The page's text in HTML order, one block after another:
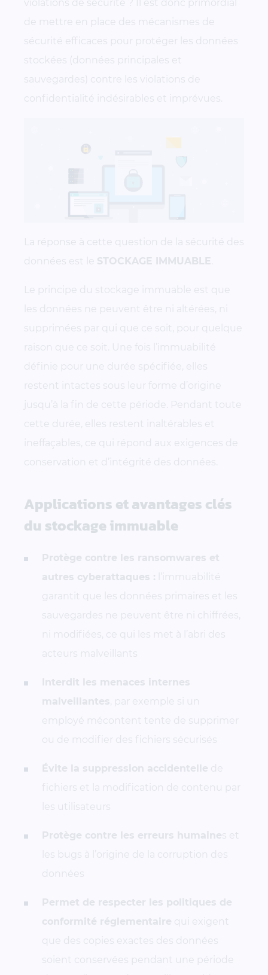
violations de sécurité ? Il est donc primordial
de mettre en place des mécanismes de
sécurité efficaces pour protéger les données
stockées (données principales et
sauvegardes) contre les violations de
confidentialité indésirables et imprévues.
La réponse à cette question de la sécurité des
données est le STOCKAGE IMMUABLE
Le principe du stockage immuable est que
les données ne peuvent être ni altérées, ni
supprimées par qui que ce soit, pour quelque
raison que ce soit. Une fois l’immuabilité
définie pour une durée spécifiée, elles
restent intactes sous leur forme d’origine
jusqu’à la fin de cette période. Pendant toute
cette durée, elles restent inaltérables et
ineffaçables, ce qui répond aux exigences de
conservation et d’intégrité des données.
Applications et avantages clés
du stockage immuable
Protège contre les ransomwares et
autres cyberattaques : l’immuabilité
garantit que les données primaires et les
sauvegardes ne peuvent être ni chiffrées,
ni modifiées, ce qui les met à l’abri des
acteurs malveillants
Interdit les menaces internes
malveillantes , par exemple si un
employé mécontent tente de supprimer
ou de modifier des fichiers sécurisés
Évite la suppression accidentelle de
fichiers et la modification de contenu par
les utilisateurs
Protège contre les erreurs humaine s et
les bugs à l’origine de la corruption des
données
Permet de respecter les politiques de
conformité réglementaire qui exigent
que des copies exactes des données
soient conservées pendant une période